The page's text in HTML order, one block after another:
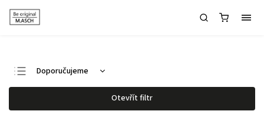
Doporučujeme
Nejlevnější
Nejdražší
Otevřít filtr